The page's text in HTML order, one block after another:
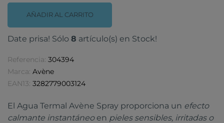
AÑADIR AL CARRITO
Date prisa! Sólo 8 artículo(s) en Stock!
Referencia: 304394
Marca: Avène
EAN13: 3282779003124
El Agua Termal Avène Spray proporciona un efecto
calmante instantáneoen pieles sensibles, irritadas o